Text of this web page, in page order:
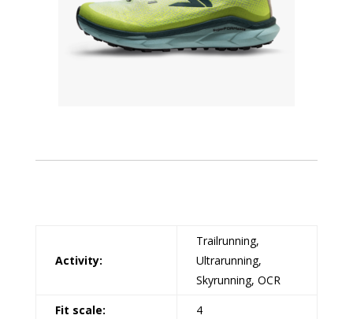
Activity:
Trailrunning,
Ultrarunning,
Skyrunning, OCR
Fit scale:
4